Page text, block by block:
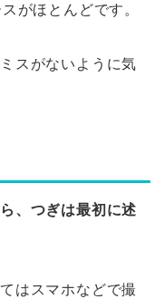
がほとんどです。
スがないように気
、つぎは最初に述
はスマホなどで撮